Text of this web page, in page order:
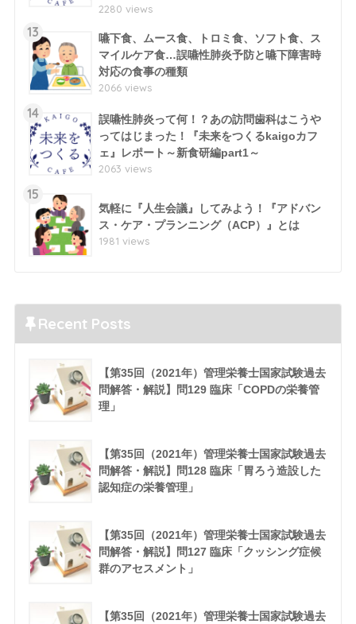
2280 views
13
嚥下食、ムース食、トロミ食、ソフト食、ス
マイルケア食…誤嚥性肺炎予防と嚥下障害時
対応の食事の種類
2066 views
14
誤嚥性肺炎って何！？あの訪問歯科はこうや
ってはじまった！『未来をつくるkaigoカフ
ェ』レポート～新食研編part1～
2063 views
15
気軽に『人生会議』してみよう！『アドバン
ス・ケア・プランニング（ACP）』とは
1981 views
Recent Posts
【第35回（2021年）管理栄養士国家試験過去
問解答・解説】問129 臨床「COPDの栄養管
理」
【第35回（2021年）管理栄養士国家試験過去
問解答・解説】問128 臨床「胃ろう造設した
認知症の栄養管理」
【第35回（2021年）管理栄養士国家試験過去
問解答・解説】問127 臨床「クッシング症候
群のアセスメント」
【第35回（2021年）管理栄養士国家試験過去